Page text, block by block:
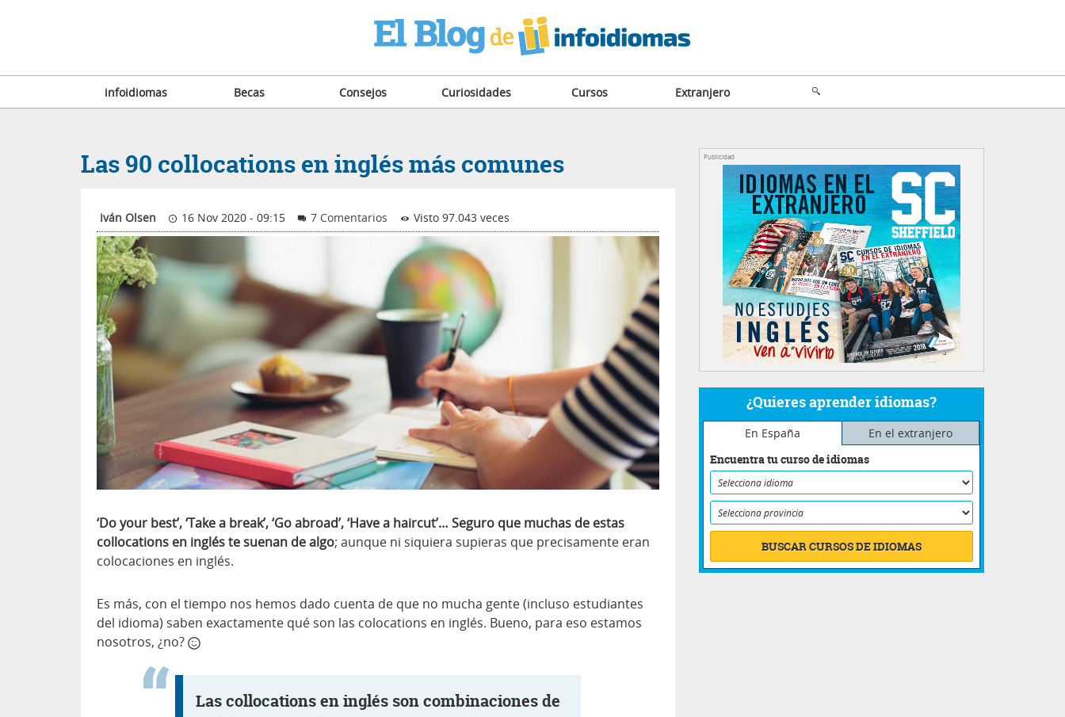
infoidiomas Becas Consejos Curiosidades Cursos Extranjero
Las 90 collocations en inglés más comunes
Iván Olsen 16 Nov 2020 - 09:15 7 Comentarios Visto 97.043 veces
‘Do your best’, ‘Take a break’, ‘Go abroad’, ‘Have a haircut’… Seguro que muchas de estas
collocations en inglés te suenan de algo; aunque ni siquiera supieras que precisamente eran
colocaciones en inglés.
Es más, con el tiempo nos hemos dado cuenta de que no mucha gente (incluso estudiantes
del idioma) saben exactamente qué son las colocations en inglés. Bueno, para eso estamos
nosotros, ¿no?
Las collocations en inglés son combinaciones de
Publicidad
¿Quieres aprender idiomas?
En España
En el extranjero
Encuentra tu curso de idiomas
BUSCAR CURSOS DE IDIOMAS